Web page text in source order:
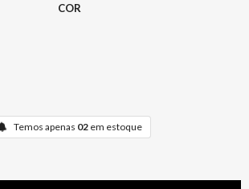
COR
Temos apenas 02em estoque